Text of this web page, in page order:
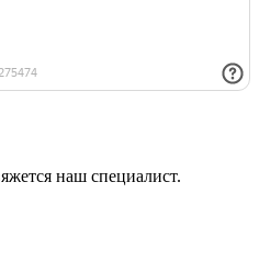
наш специалист.